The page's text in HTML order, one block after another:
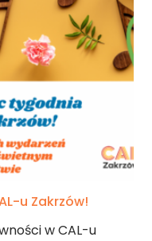
u Zakrzów!
w CAL-u